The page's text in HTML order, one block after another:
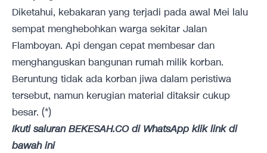
Diketahui, kebakaran yang terjadi pada awal Mei lalu
sempat menghebohkan warga sekitar Jalan
Flamboyan. Api dengan cepat membesar dan
menghanguskan bangunan rumah milik korban.
Beruntung tidak ada korban jiwa dalam peristiwa
tersebut, namun kerugian material ditaksir cukup
besar. (*)
Ikuti saluran BEKESAH.CO di WhatsApp klik link di
bawah ini